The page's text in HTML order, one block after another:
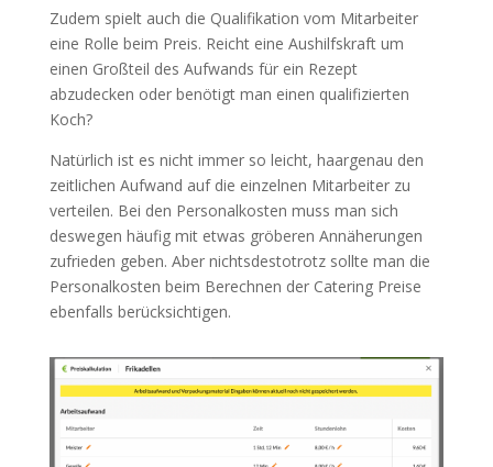
Zudem spielt auch die Qualifikation vom Mitarbeiter
eine Rolle beim Preis. Reicht eine Aushilfskraft um
einen Großteil des Aufwands für ein Rezept
abzudecken oder benötigt man einen qualifizierten
Koch?
Natürlich ist es nicht immer so leicht, haargenau den
zeitlichen Aufwand auf die einzelnen Mitarbeiter zu
verteilen. Bei den Personalkosten muss man sich
deswegen häufig mit etwas gröberen Annäherungen
zufrieden geben. Aber nichtsdestotrotz sollte man die
Personalkosten beim Berechnen der Catering Preise
ebenfalls berücksichtigen.